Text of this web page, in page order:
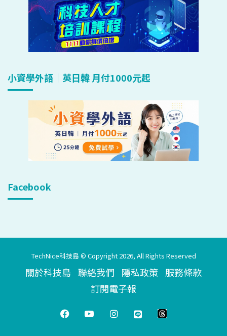
小資學外語｜英日韓 月付1000元起
Facebook
TechNice科技島 © Copyright 2026, All Rights Reserved
關於科技島 聯絡我們 隱私政策 服務條款
訂閱電子報